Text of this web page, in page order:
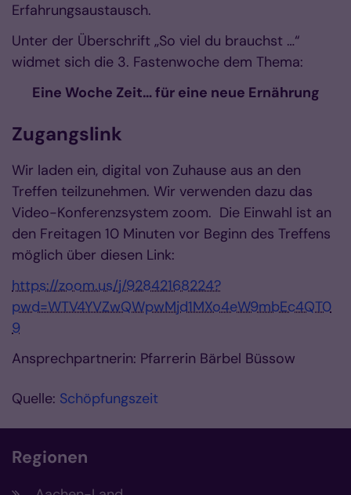
Erfahrungsaustausch.
Unter der Überschrift „So viel du brauchst …“
widmet sich die 3. Fastenwoche dem Thema:
Eine Woche Zeit… für eine neue Ernährung
Zugangslink
Wir laden ein, digital von Zuhause aus an den
Treffen teilzunehmen. Wir verwenden dazu das
Video-Konferenzsystem zoom. Die Einwahl ist an
den Freitagen 10 Minuten vor Beginn des Treffens
möglich über diesen Link:
https://zoom.us/j/92842168224?
pwd=WTV4YVZwQWpwMjd1MXo4eW9mbEc4QT0
9
Ansprechpartnerin: Pfarrerin Bärbel Büssow
Quelle: Schöpfungszeit
Regionen